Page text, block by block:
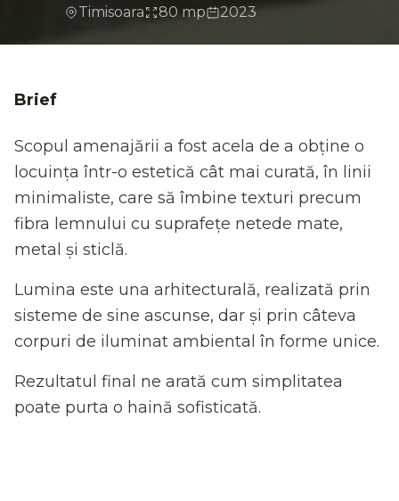
Timisoara 80 mp 2023
Brief
Scopul amenajării a fost acela de a obține o
locuința într-o estetică cât mai curată, în linii
minimaliste, care să îmbine texturi precum
fibra lemnului cu suprafețe netede mate,
metal și sticlă.
Lumina este una arhitecturală, realizată prin
sisteme de sine ascunse, dar și prin câteva
corpuri de iluminat ambiental în forme unice.
Rezultatul final ne arată cum simplitatea
poate purta o haină sofisticată.